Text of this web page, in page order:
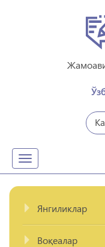
Toggle
navigation
Янгиликлар
Воқеалар